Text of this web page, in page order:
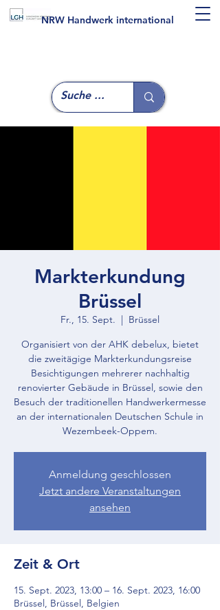
NRW Handwerk international
Markterkundung
Brüssel
Fr., 15. Sept.
  |
Brüssel
Organisiert von der AHK debelux, bietet
die zweitägige Markterkundungsreise
Besichtigungen mehrerer nachhaltig
renovierter Gebäude in Brüssel, sowie den
Besuch der traditionellen Handwerkermesse
an der internationalen Deutschen Schule in
Wezembeek-Oppem.
Anmeldung geschlossen
Jetzt andere Veranstaltungen
ansehen
Zeit & Ort
15. Sept. 2023, 13:00 – 16. Sept. 2023, 16:00
Brüssel, Brüssel, Belgien